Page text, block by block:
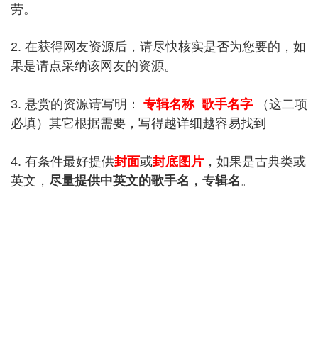
劳。
2. 在获得网友资源后，请尽快核实是否为您要的，如
果是请点采纳该网友的资源。
3. 悬赏的资源请写明： 专辑名称 歌手名字
（这二项
必填）其它根据需要，写得越详细越容易找到
4. 有条件最好提供封面或封底图片 ，如果是古典类或
英文， 尽量提供中英文的歌手名，专辑名。